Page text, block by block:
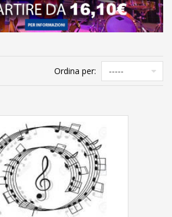
Ordina per: